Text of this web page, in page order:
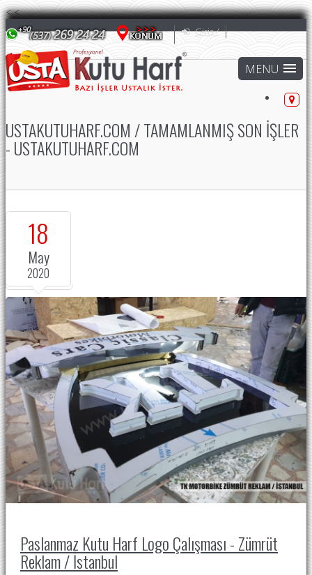
<<
Giriş /
USTAKUTUHARF.COM / TAMAMLANMIŞ SON İŞLER
- USTAKUTUHARF.COM
18
May
2020
Paslanmaz Kutu Harf Logo Çalışması - Zümrüt
Reklam / İstanbul